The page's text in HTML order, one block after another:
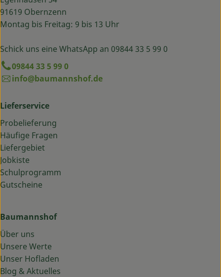
91619 Obernzenn
Montag bis Freitag: 9 bis 13 Uhr
Schick uns eine WhatsApp an 09844 33 5 99 0
09844 33 5 99 0
info@baumannshof.de
Lieferservice
Probelieferung
Häufige Fragen
Liefergebiet
Jobkiste
Schulprogramm
Gutscheine
Baumannshof
Über uns
Unsere Werte
Unser Hofladen
Blog & Aktuelles